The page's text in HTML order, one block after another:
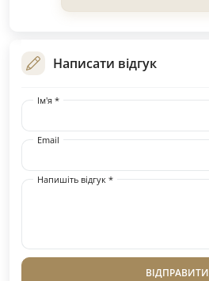
Написати відгук
Ім'я *
Email
Напишіть відгук *
ВІДПРАВИТИ